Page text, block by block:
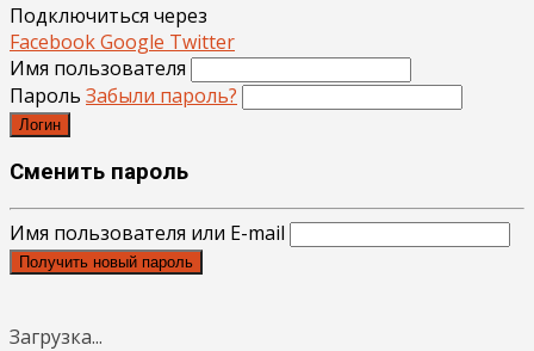
Подключиться через
FacebookGoogle Twitter
Имя пользователя
Пароль Забыли пароль?
Логин
Сменить пароль
Имя пользователя или E-mail
Получить новый пароль
Загрузка...